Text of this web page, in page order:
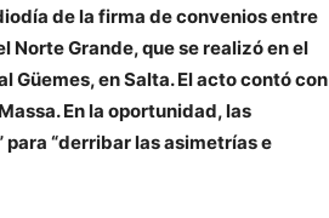
de la firma de convenios entre
Norte Grande, que se realizó en el
Güemes, en Salta. El acto contó con
En la oportunidad, las
“derribar las asimetrías e